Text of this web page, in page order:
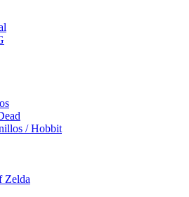
/ Hobbit
Zelda